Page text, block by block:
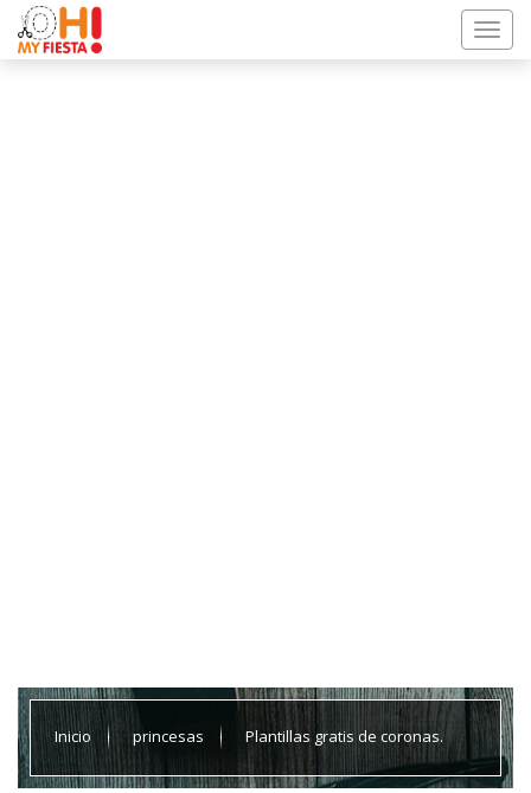
Inicio princesas Plantillas gratis de coronas.